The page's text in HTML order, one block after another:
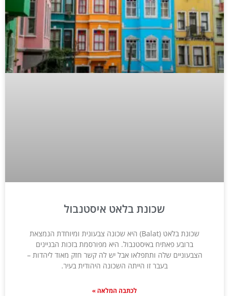
שכונת בלאט איסטנבול
שכונת בלאט (Balat) היא שכונה צבעונית ומיוחדת הנמצאת
ברובע פאתיח באיסטנבול. היא מפורסמת בזכות הבניינים
הצבעוניים שלה ותתפלאו אבל יש לה קשר חזק מאוד ליהדות –
בעבר זו הייתה השכונה היהודית בעיר.
לכתבה המלאה »